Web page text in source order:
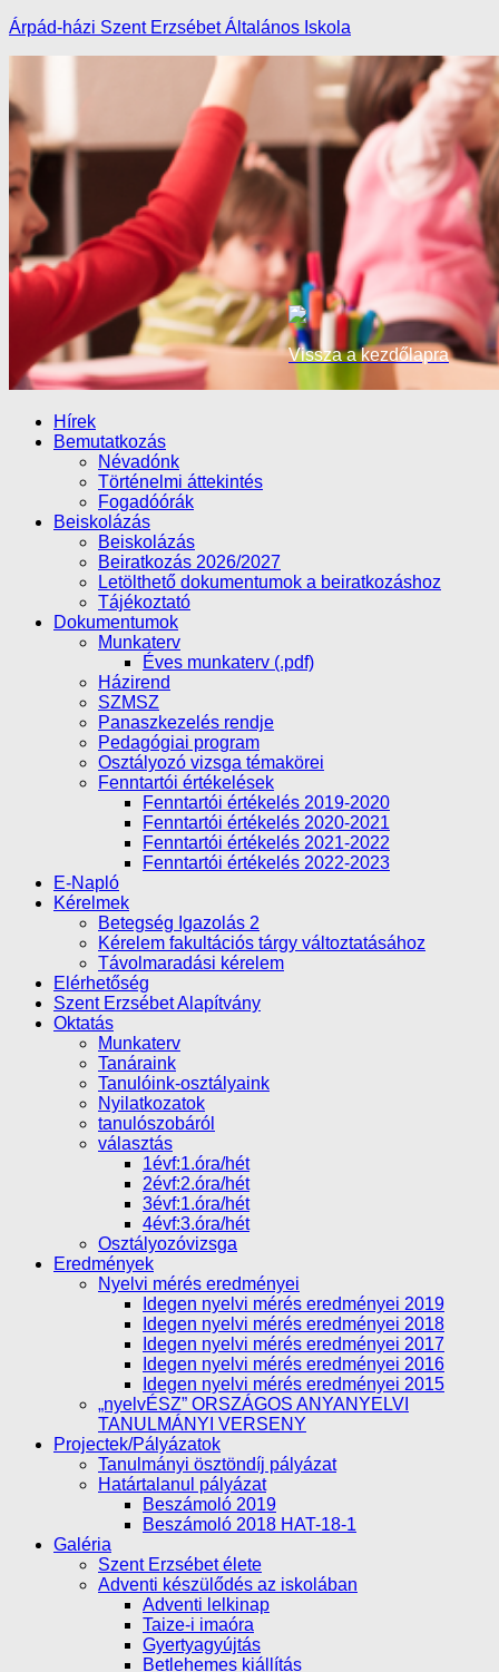
Vissza a kezdőlapra
Árpád-házi Szent Erzsébet Általános Iskola
Hírek
Bemutatkozás
Névadónk
Történelmi áttekintés
Fogadóórák
Beiskolázás
Beiskolázás
Beiratkozás 2026/2027
Letölthető dokumentumok a beiratkozáshoz
Tájékoztató
Dokumentumok
Munkaterv
Éves munkaterv (.pdf)
Házirend
SZMSZ
Panaszkezelés rendje
Pedagógiai program
Osztályozó vizsga témakörei
Fenntartói értékelések
Fenntartói értékelés 2019-2020
Fenntartói értékelés 2020-2021
Fenntartói értékelés 2021-2022
Fenntartói értékelés 2022-2023
E-Napló
Kérelmek
Betegség Igazolás 2
Kérelem fakultációs tárgy változtatásához
Távolmaradási kérelem
Elérhetőség
Szent Erzsébet Alapítvány
Oktatás
Munkaterv
Tanáraink
Tanulóink-osztályaink
Nyilatkozatok
tanulószobáról
választás
1évf:1.óra/hét
2évf:2.óra/hét
3évf:1.óra/hét
4évf:3.óra/hét
Osztályozóvizsga
Eredmények
Nyelvi mérés eredményei
Idegen nyelvi mérés eredményei 2019
Idegen nyelvi mérés eredményei 2018
Idegen nyelvi mérés eredményei 2017
Idegen nyelvi mérés eredményei 2016
Idegen nyelvi mérés eredményei 2015
„nyelvÉSZ” ORSZÁGOS ANYANYELVI
TANULMÁNYI VERSENY
Projectek/Pályázatok
Tanulmányi ösztöndíj pályázat
Határtalanul pályázat
Beszámoló 2019
Beszámoló 2018 HAT-18-1
Galéria
Szent Erzsébet élete
Adventi készülődés az iskolában
Adventi lelkinap
Taize-i imaóra
Gyertyagyújtás
Betlehemes kiállítás